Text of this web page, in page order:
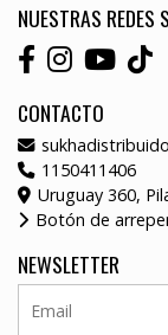
NUESTRAS REDES
CONTACTO
1150411406
Uruguay 360,
Botón de
NEWSLETTER